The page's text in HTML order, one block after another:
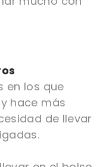
en los que
hace más
de llevar